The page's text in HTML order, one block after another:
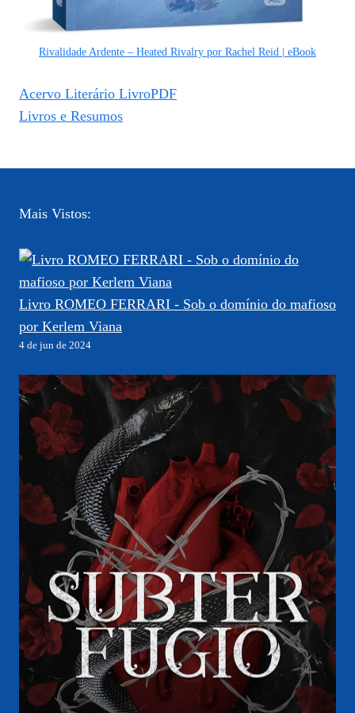
Rivalidade Ardente – Heated Rivalry por Rachel Reid | eBook
Acervo Literário LivroPDF
Livros e Resumos
Mais Vistos:
Livro ROMEO FERRARI - Sob o domínio do mafioso
por Kerlem Viana
4 de jun de 2024